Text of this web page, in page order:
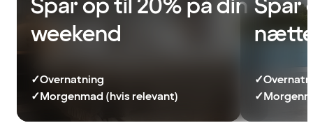
Spar op til 20% på din
weekend
✓Overnatning
✓Morgenmad (hvis relevant)
Spar
✓
✓